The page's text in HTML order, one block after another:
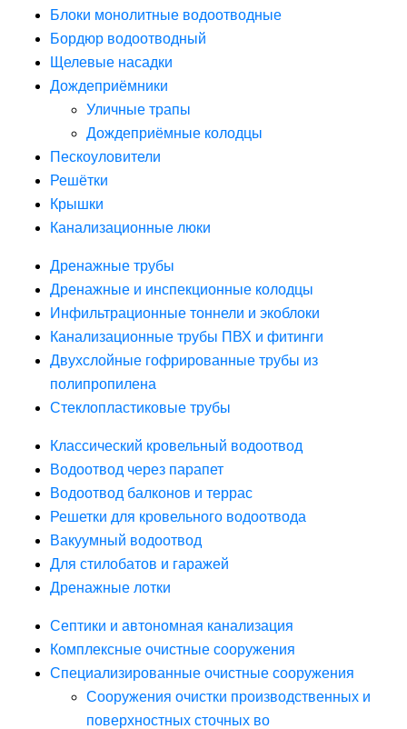
Блоки монолитные водоотводные
Бордюр водоотводный
Щелевые насадки
Дождеприёмники
Уличные трапы
Дождеприёмные колодцы
Пескоуловители
Решётки
Крышки
Канализационные люки
Дренажные трубы
Дренажные и инспекционные колодцы
Инфильтрационные тоннели и экоблоки
Канализационные трубы ПВХ и фитинги
Двухслойные гофрированные трубы из
полипропилена
Стеклопластиковые трубы
Классический кровельный водоотвод
Водоотвод через парапет
Водоотвод балконов и террас
Решетки для кровельного водоотвода
Вакуумный водоотвод
Для стилобатов и гаражей
Дренажные лотки
Септики и автономная канализация
Комплексные очистные сооружения
Специализированные очистные сооружения
Сооружения очистки производственных и
поверхностных сточных во